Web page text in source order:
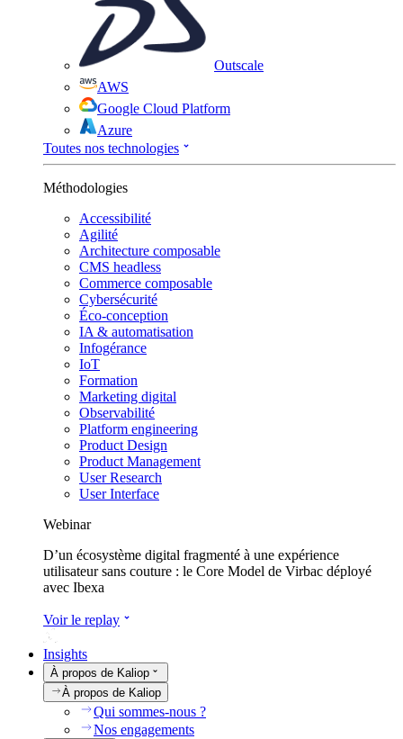
Outscale
AWS
Google Cloud Platform
Azure
Toutes nos technologies
Méthodologies
Accessibilité
Agilité
Architecture composable
CMS headless
Commerce composable
Cybersécurité
Éco-conception
IA & automatisation
Infogérance
IoT
Formation
Marketing digital
Observabilité
Platform engineering
Product Design
Product Management
User Research
User Interface
Webinar
D’un écosystème digital fragmenté à une expérience
utilisateur sans couture : le Core Model de Virbac déployé
avec Ibexa
Voir le replay
Insights
À propos de Kaliop
À propos de Kaliop
Qui sommes-nous ?
Nos engagements